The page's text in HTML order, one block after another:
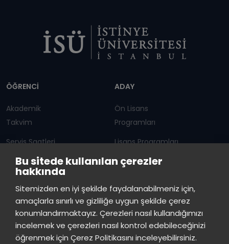
Bu sitede kullanılan çerezler
hakkında
Sitemizden en iyi şekilde faydalanabilmeniz için,
amaçlarla sınırlı ve gizliliğe uygun şekilde çerez
konumlandırmaktayız. Çerezleri nasıl kullandığımızı
incelemek ve çerezleri nasıl kontrol edebileceğinizi
öğrenmek için Çerez Politikasını inceleyebilirsiniz.
ÖĞRENCİ
Akademik
Takvim
Servis Saatleri
Duyurular
ADAY
Ön Lisans
Programları
Lisans Programları
Lisansüstü
İSTİNYE
Basın
Kiti
İhaleler İstinye Post Kampüslerimiz
çevrimiçi
İstinye Üniversitesi
Merhaba! Size nasıl yardımcı